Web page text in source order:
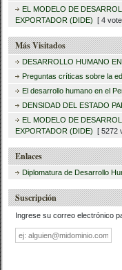
EL MODELO DE
EXPORTADOR (DIDE)
[ 4
Más Visitados
DESARROLLO HUMANO
Preguntas críticas sobre la
El desarrollo humano en el
DENSIDAD DEL ESTADO
EL MODELO DE
EXPORTADOR (DIDE)
[ 5272
Enlaces
Diplomatura de Desarrollo
Suscripción
Ingrese su correo electrónico
Dirección
de
correo